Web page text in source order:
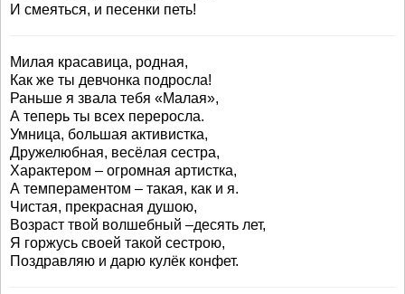
И смеяться, и песенки петь!
Милая красавица, родная,
Как же ты девчонка подросла!
Раньше я звала тебя «Малая»,
А теперь ты всех переросла.
Умница, большая активистка,
Дружелюбная, весёлая сестра,
Характером – огромная артистка,
А темпераментом – такая, как и я.
Чистая, прекрасная душою,
Возраст твой волшебный –десять лет,
Я горжусь своей такой сестрою,
Поздравляю и дарю кулёк конфет.